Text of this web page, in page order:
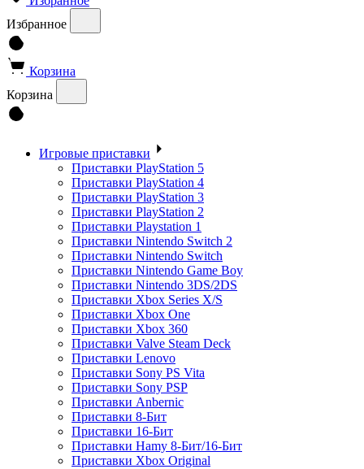
Избранное
Корзина
Корзина
Игровые приставки
Приставки PlayStation 5
Приставки PlayStation 4
Приставки PlayStation 3
Приставки PlayStation 2
Приставки Playstation 1
Приставки Nintendo Switch 2
Приставки Nintendo Switch
Приставки Nintendo Game Boy
Приставки Nintendo 3DS/2DS
Приставки Xbox Series X/S
Приставки Xbox One
Приставки Xbox 360
Приставки Valve Steam Deck
Приставки Lenovo
Приставки Sony PS Vita
Приставки Sony PSP
Приставки Anbernic
Приставки 8-Бит
Приставки 16-Бит
Приставки Hamy 8-Бит/16-Бит
Приставки Xbox Original